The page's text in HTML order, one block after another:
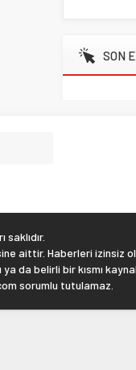
SON
aittir. Haberleri izinsiz
da belirli bir kısmı
sorumlu tutulamaz.